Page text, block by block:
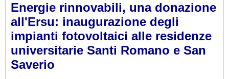
Energie rinnovabili, una donazione
all'Ersu: inaugurazione degli
impianti fotovoltaici alle residenze
universitarie Santi Romano e San
Saverio